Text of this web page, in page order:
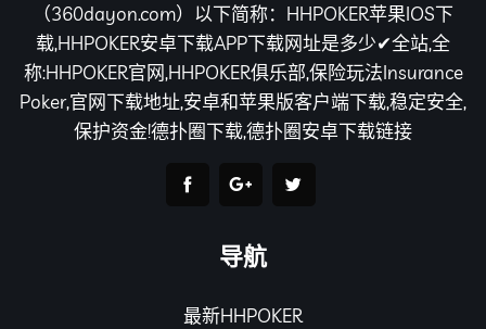
（360dayon.com）以下简称：HHPOKER苹果IOS下
载,HHPOKER安卓下载APP下载网址是多少✔全站,全
称:HHPOKER官网,HHPOKER俱乐部,保险玩法Insurance
Poker,官网下载地址,安卓和苹果版客户端下载,稳定安全,
保护资金!德扑圈下载,德扑圈安卓下载链接
导航
最新HHPOKER